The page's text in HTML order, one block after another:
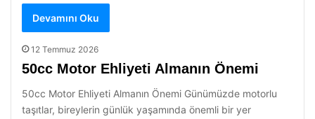
Devamını Oku
12 Temmuz 2026
50cc Motor Ehliyeti Almanın Önemi
50cc Motor Ehliyeti Almanın Önemi Günümüzde motorlu
taşıtlar, bireylerin günlük yaşamında önemli bir yer